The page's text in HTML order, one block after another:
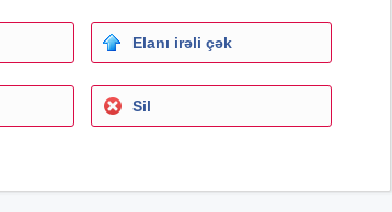
Elanı irəli çək
Sil